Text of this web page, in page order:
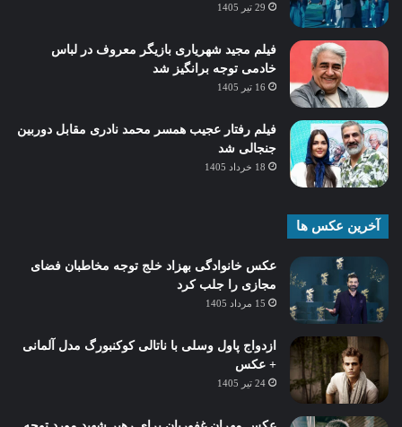
29 تیر 1405
فیلم مجید شهریاری بازیگر معروف در لباس
خادمی توجه برانگیز شد
16 تیر 1405
فیلم رفتار عجیب همسر محمد نادری مقابل دوربین
جنجالی شد
18 خرداد 1405
آخرین عکس ها
عکس خانوادگی بهزاد خلج توجه مخاطبان فضای
مجازی را جلب کرد
15 مرداد 1405
ازدواج پاول وسلی با ناتالی کوکنبورگ مدل آلمانی
+ عکس
24 تیر 1405